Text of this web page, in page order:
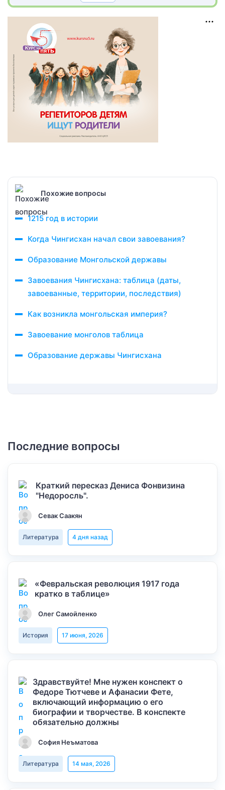
Похожие вопросы
1215 год в истории
Когда Чингисхан начал свои завоевания?
Образование Монгольской державы
Завоевания Чингисхана: таблица (даты,
завоеванные, территории, последствия)
Как возникла монгольская империя?
Завоевание монголов таблица
Образование державы Чингисхана
Последние вопросы
Краткий пересказ Дениса Фонвизина
"Недоросль".
Севак Саакян
Литература 4 дня назад
«Февральская революция 1917 года
кратко в таблице»
Олег Самойленко
История 17 июня, 2026
Здравствуйте! Мне нужен конспект о
Федоре Тютчеве и Афанасии Фете,
включающий информацию о его
биографии и творчестве. В конспекте
обязательно должны
София Неъматова
Литература 14 мая, 2026